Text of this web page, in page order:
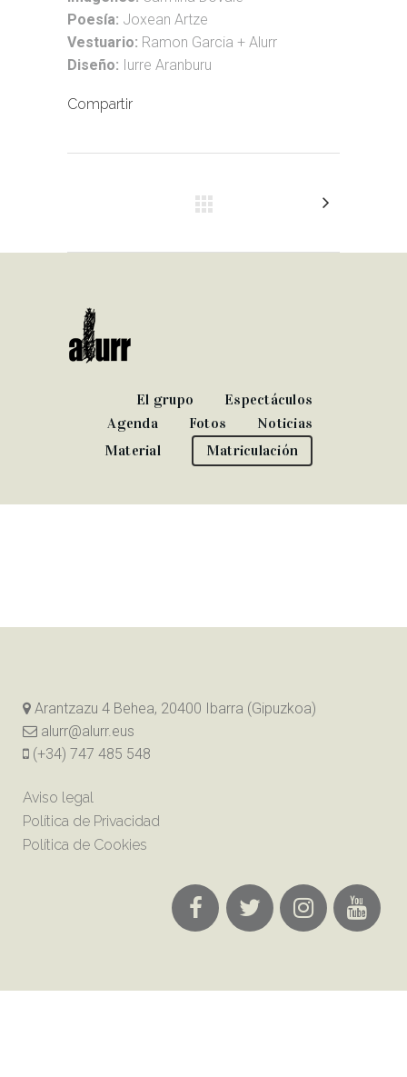
Poesía: Joxean Artze
Vestuario: Ramon Garcia + Alurr
Diseño: Iurre Aranburu
Compartir
El grupo
Espectáculos
Agenda
Fotos
Noticias
Material
Matriculación
Arantzazu 4 Behea, 20400 Ibarra (Gipuzkoa)
alurr@alurr.eus
(+34) 747 485 548
Aviso legal
Política de Privacidad
Política de Cookies